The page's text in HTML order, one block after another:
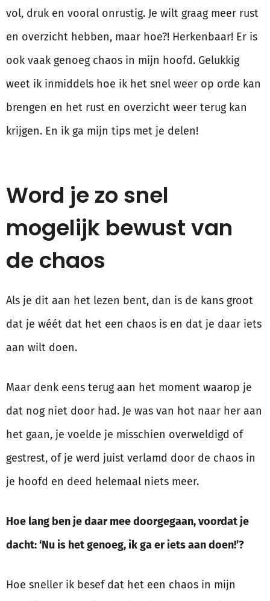
vol, druk en vooral onrustig. Je wilt graag meer rust
en overzicht hebben, maar hoe?! Herkenbaar! Er is
ook vaak genoeg chaos in mijn hoofd. Gelukkig
weet ik inmiddels hoe ik het snel weer op orde kan
brengen en het rust en overzicht weer terug kan
krijgen. En ik ga mijn tips met je delen!
Word je zo snel
mogelijk bewust van
de chaos
Als je dit aan het lezen bent, dan is de kans groot
dat je wéét dat het een chaos is en dat je daar iets
aan wilt doen.
Maar denk eens terug aan het moment waarop je
dat nog niet door had. Je was van hot naar her aan
het gaan, je voelde je misschien overweldigd of
gestrest, of je werd juist verlamd door de chaos in
je hoofd en deed helemaal niets meer.
Hoe lang ben je daar mee doorgegaan, voordat je
dacht: ‘Nu is het genoeg, ik ga er iets aan doen!’?
Hoe sneller ik besef dat het een chaos in mijn